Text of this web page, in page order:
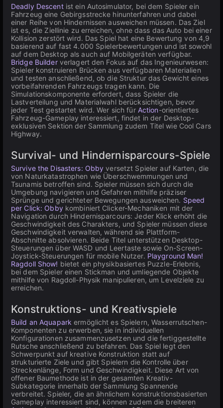
Deadly Descentist ein Autosimulator, bei dem Spieler ein
Fahrzeug eine Gebirgsstrecke hinunterfahren und dabei
einer Reihe von Hindernissen ausweichen müssen. Das Ziel
ist es, die Ziellinie zu erreichen, ohne dass das Auto bei einer
Kollision zerstört wird. Das Spiel hat eine Bewertung von 4,9
basierend auf fast 4.000 Spielerbewertungen und ist sowohl
auf dem Desktop als auch auf Mobilgeräten verfügbar.
Bridge Builderverlagert den Fokus auf das Ingenieurwesen:
Spieler konstruieren Brücken aus verfügbaren Materialien
und testen anschließend, ob die Struktur das Gewicht eines
vorbeifahrenden Fahrzeugs tragen kann. Die
Simulationskomponente erfordert, dass Spieler die
Lastverteilung und Materialwahl berücksichtigen, bevor
jeder Test gestartet wird. Wer sich für Action-orientiertes
Fahrzeug-Gameplay interessiert, findet in der Desktop-
exklusiven Sektion der Sammlung zudem Titel wie Cool Cars
Highway.
Survival- und Hindernisparcours-Spiele
Survive the Disasters: Obby versetzt Spieler auf Karten, die
von Naturkatastrophen wie Überschwemmungen und
Tsunamis betroffen sind. Spieler müssen sich durch die
Umgebung navigieren und Gefahren mithilfe präziser
Sprünge und gerichteter Bewegungen ausweichen. Speed
per Click: Obbykombiniert Clicker-Mechaniken mit der
Navigation durch Hindernisparcours: Jeder Klick erhöht die
Geschwindigkeit des Charakters, und Spieler müssen diese
Geschwindigkeit verwalten, während sie Plattform-
Abschnitte absolvieren. Beide Titel unterstützen Desktop-
Steuerungen über WASD und Leertaste sowie On-Screen-
Joystick-Steuerungen für mobile Nutzer. Playground Man!
Ragdoll Show! bietet ein physikbasiertes Puzzle-Erlebnis,
bei dem Spieler einen Stickman und umliegende Objekte
mithilfe von Ragdoll-Physik manipulieren, um Levelziele zu
erreichen.
Konstruktions- und Kreativspiele
Build an Aquapark ermöglicht es Spielern, Wasserrutschen-
Komponenten zu erwerben, sie in individuellen
Konfigurationen zusammenzusetzen und die fertiggestellte
Rutsche anschließend zu befahren. Das Spiel legt den
Schwerpunkt auf kreative Konstruktion statt auf
strukturierte Ziele und gibt Spielern die Kontrolle über
Streckenlänge, Form und Geschwindigkeit. Diese Art von
offener Baumethode ist in der gesamten Kreativ-
Subkategorie innerhalb der Sammlung Spannende
verbreitet. Spieler, die an ähnlichem konstruktionsbasierten
Gameplay interessiert sind, können zudem die breiteren